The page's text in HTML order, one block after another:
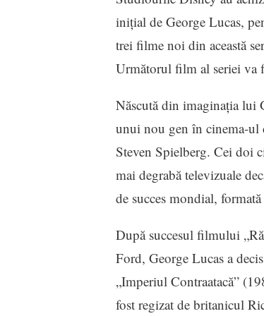
iniţial de George Lucas,
trei filme noi din această
Următorul film al seriei va
Născută din imaginaţia lui
unui nou gen în cinema-ul
Steven Spielberg. Cei doi
mai degrabă televizuale
de succes mondial,
După succesul filmului
Ford, George Lucas a
„Imperiul Contraatacă”
fost regizat de britanicul